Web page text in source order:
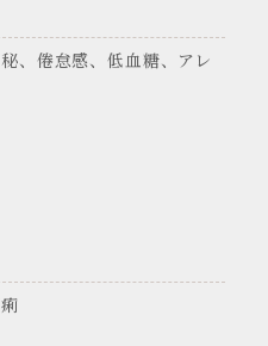
、倦怠感、低血糖、アレ